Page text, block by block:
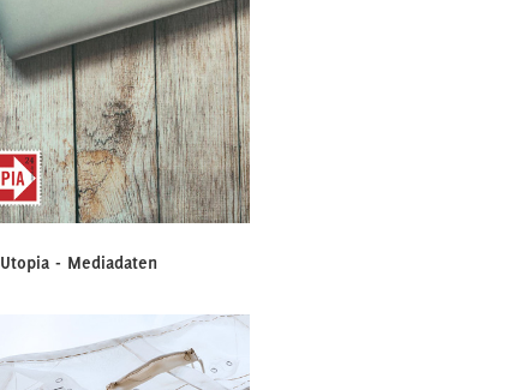
Utopia - Mediadaten